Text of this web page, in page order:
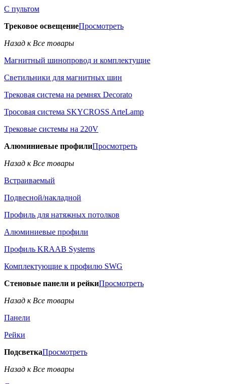
С пультом
Трековое освещениеПросмотреть
Назад к Все товары
Магнитный шинопровод и комплектущие
Светильники для магнитных шин
Трековая система на ремнях Decorato
Тросовая система SKYCROSS ArteLamp
Трековые системы на 220V
Алюминиевые профилиПросмотреть
Назад к Все товары
Встраиваемый
Подвесной/накладной
Профиль для натяжных потолков
Алюминиевые профили
Профиль KRAAB Systems
Комплектующие к профилю SWG
Стеновые панели и рейкиПросмотреть
Назад к Все товары
Панели
Рейки
ПодсветкаПросмотреть
Назад к Все товары